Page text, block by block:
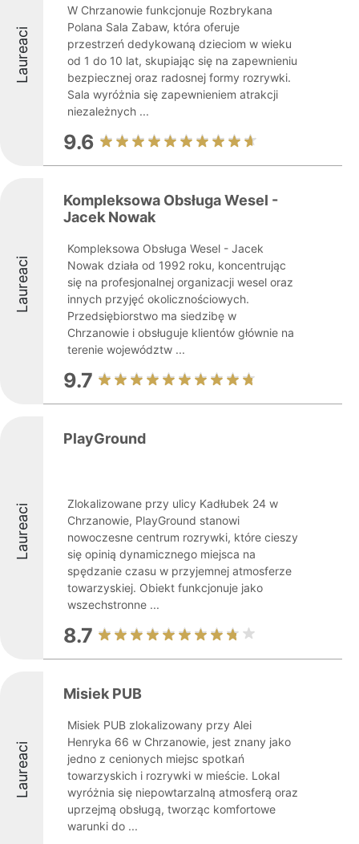
Laureaci
W Chrzanowie funkcjonuje Rozbrykana
Polana Sala Zabaw, która oferuje
przestrzeń dedykowaną dzieciom w wieku
od 1 do 10 lat, skupiając się na zapewnieniu
bezpiecznej oraz radosnej formy rozrywki.
Sala wyróżnia się zapewnieniem atrakcji
niezależnych ...
9.6
Laureaci
Kompleksowa Obsługa Wesel -
Jacek Nowak
Kompleksowa Obsługa Wesel - Jacek
Nowak działa od 1992 roku, koncentrując
się na profesjonalnej organizacji wesel oraz
innych przyjęć okolicznościowych.
Przedsiębiorstwo ma siedzibę w
Chrzanowie i obsługuje klientów głównie na
terenie województw ...
9.7
Laureaci
PlayGround
Zlokalizowane przy ulicy Kadłubek 24 w
Chrzanowie, PlayGround stanowi
nowoczesne centrum rozrywki, które cieszy
się opinią dynamicznego miejsca na
spędzanie czasu w przyjemnej atmosferze
towarzyskiej. Obiekt funkcjonuje jako
wszechstronne ...
8.7
Laureaci
Misiek PUB
Misiek PUB zlokalizowany przy Alei
Henryka 66 w Chrzanowie, jest znany jako
jedno z cenionych miejsc spotkań
towarzyskich i rozrywki w mieście. Lokal
wyróżnia się niepowtarzalną atmosferą oraz
uprzejmą obsługą, tworząc komfortowe
warunki do ...